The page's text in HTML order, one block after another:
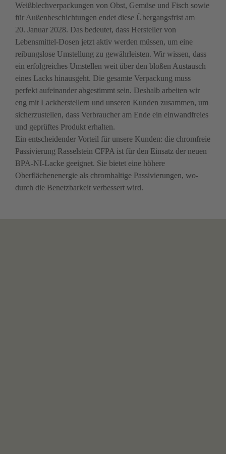
Weißblechverpackungen von Obst, Gemüse und Fisch sowie
für Außenbeschichtungen endet diese Übergangsfrist am
20. Januar 2028. Das bedeutet, dass Hersteller von
Lebensmittel-Dosen jetzt aktiv werden müssen, um eine
reibungslose Umstellung zu gewähr­leisten. Wir wissen, dass
ein erfolgreiches Umstellen weit über den bloßen Austausch
eines Lacks hinausgeht. Die gesamte Verpackung muss
perfekt aufeinander abge­stimmt sein. Deshalb arbeiten wir
eng mit Lackher­stellern und unseren Kunden zusammen, um
sicherzu­stellen, dass Verbraucher am Ende ein einwandfreies
und geprüftes Produkt erhalten.
Ein entscheidender Vorteil für unsere Kunden: die chrom­freie
Passivierung Rasselstein CFPA ist für den Einsatz der neuen
BPA-NI-Lacke geeignet. Sie bietet eine höhere
Oberflächenenergie als chromhaltige Passivierungen, wo­
durch die Benetzbarkeit verbessert wird.